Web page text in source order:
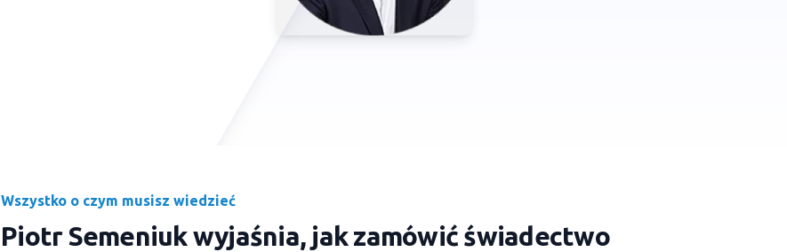
Wszystko o czym musisz wiedzieć
Piotr Semeniuk wyjaśnia, jak zamówić świadectwo